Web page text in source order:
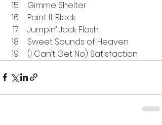
Gimme Shelter
Paint It Black
Jumpin’ Jack Flash
Sweet Sounds of Heaven
(I Can’t Get No) Satisfaction